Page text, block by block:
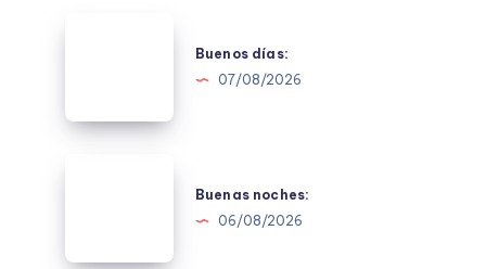
Buenos días:
07/08/2026
Buenas noches:
06/08/2026